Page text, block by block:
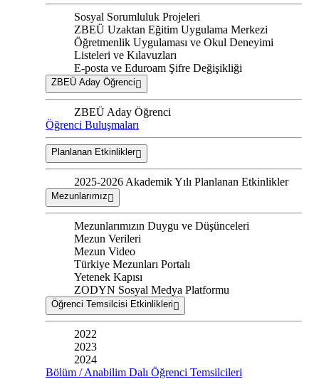
Sosyal Sorumluluk Projeleri
ZBEÜ Uzaktan Eğitim Uygulama Merkezi
Öğretmenlik Uygulaması ve Okul Deneyimi
Listeleri ve Kılavuzları
E-posta ve Eduroam Şifre Değişikliği
ZBEÜ Aday Öğrenci
ZBEÜ Aday Öğrenci
Öğrenci Buluşmaları
Planlanan Etkinlikler
2025-2026 Akademik Yılı Planlanan Etkinlikler
Mezunlarımız
Mezunlarımızın Duygu ve Düşünceleri
Mezun Verileri
Mezun Video
Türkiye Mezunları Portalı
Yetenek Kapısı
ZODYN Sosyal Medya Platformu
Öğrenci Temsilcisi Etkinlikleri
2022
2023
2024
Bölüm / Anabilim Dalı Öğrenci Temsilcileri